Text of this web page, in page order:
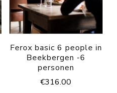
Ferox basic 6 people in
Beekbergen -6
personen
€316.00